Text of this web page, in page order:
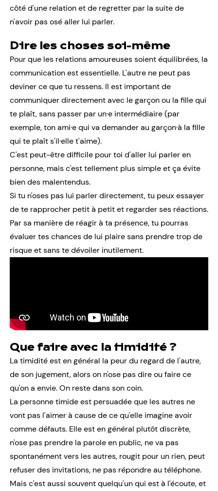
côté d'une relation et de regretter par la suite de
n'avoir pas osé aller lui parler.
Dire les choses soi-même
Pour que les relations amoureuses soient équilibrées, la
communication est essentielle. L'autre ne peut pas
deviner ce que tu ressens. Il est important de
communiquer directement avec le garçon ou la fille qui
te plaît, sans passer par un·e intermédiaire (par
exemple, ton ami·e qui va demander au garçon·à la fille
qui te plaît s'il·elle t'aime).
C'est peut-être difficile pour toi d'aller lui parler en
personne, mais c'est tellement plus simple et ça évite
bien des malentendus.
Si tu n'oses pas lui parler directement, tu peux essayer
de te rapprocher petit à petit et regarder ses réactions.
Par sa manière de réagir à ta présence, tu pourras
évaluer tes chances de lui plaire sans prendre trop de
risque et sans te dévoiler inutilement.
Que faire avec la timidité ?
La timidité est en général la peur du regard de l'autre,
de son jugement, alors on n'ose pas dire ou faire ce
qu'on a envie. On reste dans son coin.
La personne timide est persuadée que les autres ne
vont pas l'aimer à cause de ce qu'elle imagine avoir
comme défauts. Elle est en général plutôt discrète,
n'ose pas prendre la parole en public, ne va pas
spontanément vers les autres, rougit pour un rien, peut
refuser des invitations, ne pas répondre au téléphone.
Mais c'est aussi souvent quelqu'un qui est à l'écoute, et